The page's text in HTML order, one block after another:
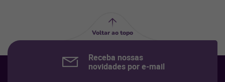
Voltar ao topo
Receba nossas
novidades por e-mail